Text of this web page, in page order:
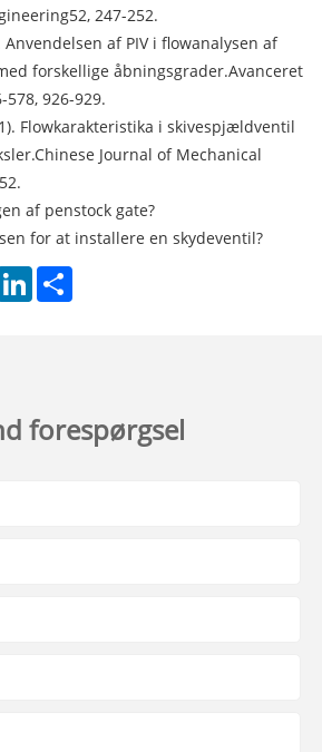
52, 247-252.
Anvendelsen af ​​PIV i flowanalysen af
forskellige åbningsgrader.Avanceret
578, 926-929.
Flowkarakteristika i skivespjældventil
Chinese Journal of Mechanical
af ​​penstock gate?
for at installere en skydeventil?
LinkedIn
forespørgsel